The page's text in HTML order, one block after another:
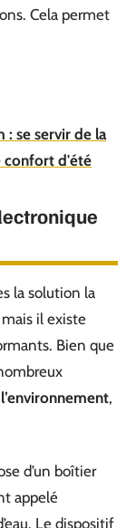
Cela permet
: se servir de la
confort d'été
la solution la
il existe
Bien que
,
d’un boîtier
appelé
Le dispositif